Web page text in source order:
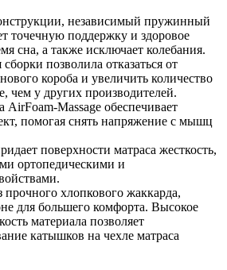
независимый пружинный
точечную поддержку и здоровое
сна, а также исключает колебания.
позволила отказаться от
короба и увеличить количество
чем у других производителей.
AirFoam-Massage обеспечивает
помогая снять напряжение с мышц
поверхности матраса жесткость,
ортопедическими и
прочного хлопкового жаккарда,
для большего комфорта. Высокое
материала позволяет
катышков на чехле матраса